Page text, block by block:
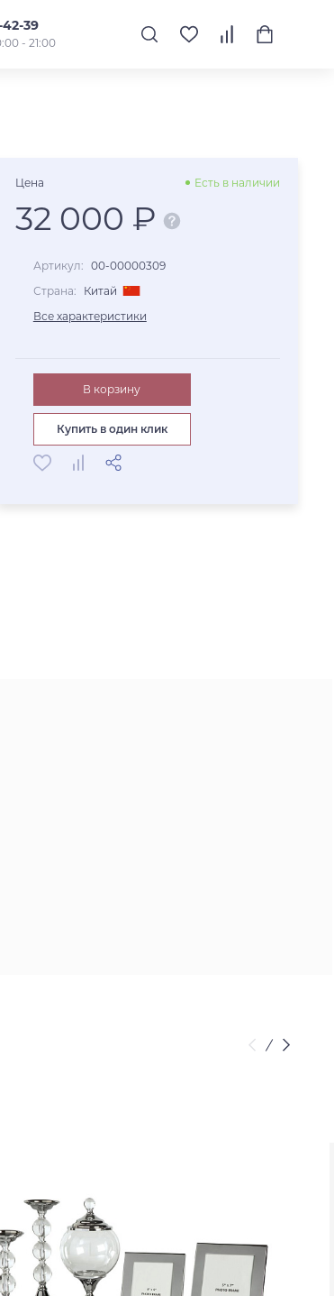
39
- 21:00
Цена Есть в наличии
32 000 ₽
Артикул: 00-00000309
Страна:
Китай
Все характеристики
В корзину
Купить в один клик